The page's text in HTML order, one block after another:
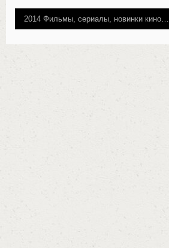
2014 Фильмы, сериалы, новинки кино…